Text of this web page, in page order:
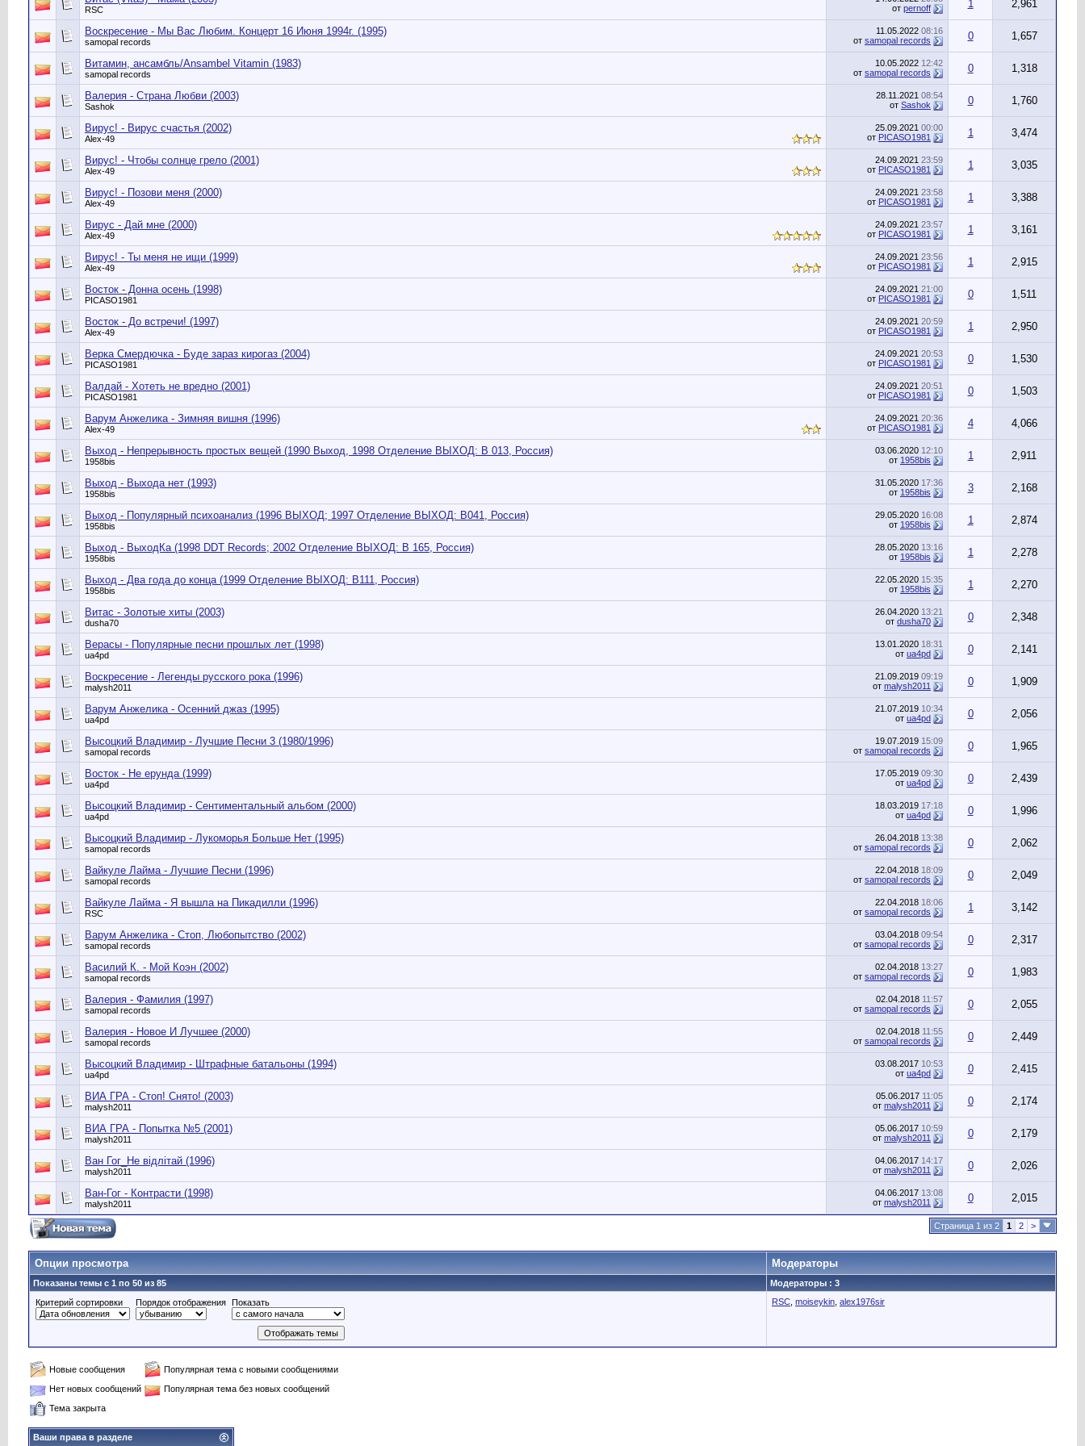
RSC
от pernoff 1 2,961
Воскресение - Мы Вас Любим. Концерт 16 Июня 1994г. (1995)
samopal records
11.05.2022 08:16
от samopal records 0 1,657
Витамин, ансамбль/Ansambel Vitamin (1983)
samopal records
10.05.2022 12:42
от samopal records 0 1,318
Валерия - Страна Любви (2003)
Sashok
28.11.2021 08:54
от Sashok 0 1,760
Вирус! - Вирус счастья (2002)
Alex-49
25.09.2021 00:00
от PICASO1981 1 3,474
Вирус! - Чтобы солнце грело (2001)
Alex-49
24.09.2021 23:59
от PICASO1981 1 3,035
Вирус! - Позови меня (2000)
Alex-49
24.09.2021 23:58
от PICASO1981 1 3,388
Вирус - Дай мне (2000)
Alex-49
24.09.2021 23:57
от PICASO1981 1 3,161
Вирус! - Ты меня не ищи (1999)
Alex-49
24.09.2021 23:56
от PICASO1981 1 2,915
Восток - Донна осень (1998)
PICASO1981
24.09.2021 21:00
от PICASO1981 0 1,511
Восток - До встречи! (1997)
Alex-49
24.09.2021 20:59
от PICASO1981 1 2,950
Верка Смердючка - Буде зараз кирогаз (2004)
PICASO1981
24.09.2021 20:53
от PICASO1981 0 1,530
Валдай - Хотеть не вредно (2001)
PICASO1981
24.09.2021 20:51
от PICASO1981 0 1,503
Варум Анжелика - Зимняя вишня (1996)
Alex-49
24.09.2021 20:36
от PICASO1981 4 4,066
Выход - Непрерывность простых вещей (1990 Выход, 1998 Отделение ВЫХОД: В 013, Россия)
1958bis
03.06.2020 12:10
от 1958bis 1 2,911
Выход - Выхода нет (1993)
1958bis
31.05.2020 17:36
от 1958bis 3 2,168
Выход - Популярный психоанализ (1996 ВЫХОД; 1997 Отделение ВЫХОД: В041, Россия)
1958bis
29.05.2020 16:08
от 1958bis 1 2,874
Выход - ВыходКа (1998 DDT Records; 2002 Отделение ВЫХОД: В 165, Россия)
1958bis
28.05.2020 13:16
от 1958bis 1 2,278
Выход - Два года до конца (1999 Отделение ВЫХОД: В111, Россия)
1958bis
22.05.2020 15:35
от 1958bis 1 2,270
Витас - Золотые хиты (2003)
dusha70
26.04.2020 13:21
от dusha70 0 2,348
Верасы - Популярные песни прошлых лет (1998)
ua4pd
13.01.2020 18:31
от ua4pd 0 2,141
Воскресение - Легенды русского рока (1996)
malysh2011
21.09.2019 09:19
от malysh2011 0 1,909
Варум Анжелика - Осенний джаз (1995)
ua4pd
21.07.2019 10:34
от ua4pd 0 2,056
Высоцкий Владимир - Лучшие Песни 3 (1980/1996)
samopal records
19.07.2019 15:09
от samopal records 0 1,965
Восток - Не ерунда (1999)
ua4pd
17.05.2019 09:30
от ua4pd 0 2,439
Высоцкий Владимир - Сентиментальный альбом (2000)
ua4pd
18.03.2019 17:18
от ua4pd 0 1,996
Высоцкий Владимир - Лукоморья Больше Нет (1995)
samopal records
26.04.2018 13:38
от samopal records 0 2,062
Вайкуле Лайма - Лучшие Песни (1996)
samopal records
22.04.2018 18:09
от samopal records 0 2,049
Вайкуле Лайма - Я вышла на Пикадилли (1996)
RSC
22.04.2018 18:06
от samopal records 1 3,142
Варум Анжелика - Стоп, Любопытство (2002)
samopal records
03.04.2018 09:54
от samopal records 0 2,317
Василий К. - Мой Коэн (2002)
samopal records
02.04.2018 13:27
от samopal records 0 1,983
Валерия - Фамилия (1997)
samopal records
02.04.2018 11:57
от samopal records 0 2,055
Валерия - Новое И Лучшее (2000)
samopal records
02.04.2018 11:55
от samopal records 0 2,449
Высоцкий Владимир - Штрафные батальоны (1994)
ua4pd
03.08.2017 10:53
от ua4pd 0 2,415
ВИА ГРА - Стоп! Снято! (2003)
malysh2011
05.06.2017 11:05
от malysh2011 0 2,174
ВИА ГРА - Попытка №5 (2001)
malysh2011
05.06.2017 10:59
от malysh2011 0 2,179
Ван Гог_Не відлітай (1996)
malysh2011
04.06.2017 14:17
от malysh2011 0 2,026
Ван-Гог - Контрасти (1998)
malysh2011
04.06.2017 13:08
от malysh2011 0 2,015
Страница 1 из 2 1 2 >
Опции просмотра Модераторы
Показаны темы с 1 по 50 из 85
Модераторы : 3
Критерий сортировки
Порядок отображения Показать RSC moiseykin alex1976sir
Новые сообщения
Популярная тема с новыми сообщениями
Нет новых сообщений
Популярная тема без новых сообщений
Тема закрыта
Ваши права в разделе